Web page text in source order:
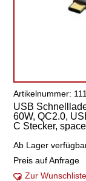
Artikelnummer:
USB
60W, QC2.0,
C Stecker,
Ab Lager
Preis auf Anfrage
Zur